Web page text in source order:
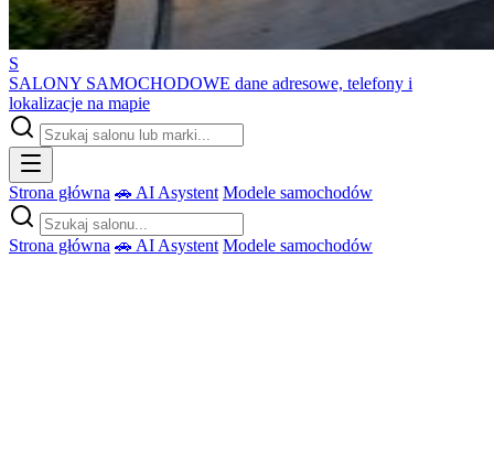
S
SALONY SAMOCHODOWE dane adresowe, telefony i
lokalizacje na mapie
Strona główna 🚗 AI Asystent Modele samochodów
Strona główna 🚗 AI Asystent Modele samochodów